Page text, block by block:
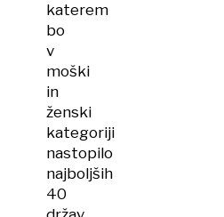
katerem
bo
v
moški
in
ženski
kategoriji
nastopilo
najboljših
40